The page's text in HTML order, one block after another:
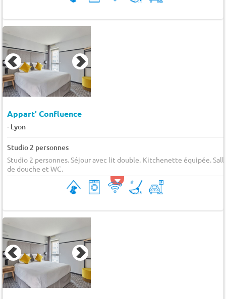
Appart' Confluence
- Lyon
Studio 2 personnes
Studio 2 personnes. Séjour avec lit double. Kitchenette équipée.
de douche et WC.